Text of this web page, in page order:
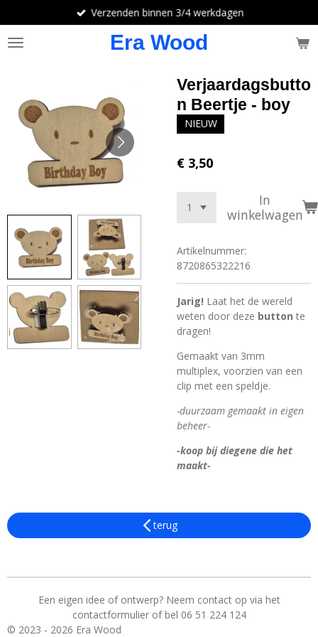
direct
naar
Era Wood
Verzenden binnen 3/4 werkdagen
Verjaardagsbutto
n Beertje - boy
NIEUW
€ 3,50
In
winkelwagen
Artikelnummer:
8720865322216
Jarig! Laat het de wereld
weten door deze button te
dragen!
Gemaakt van 3mm
multiplex, voorzien van een
clip met een speldje.
-duurzaam gemaakt in eigen
beheer-
-koop bij diegene die het
maakt-
terug
Een eigen idee of ontwerp? Neem contact op via het
contactformulier of bel 06 51 224 124
© 2023 - 2026 Era Wood